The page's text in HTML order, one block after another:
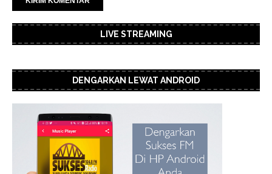
LIVE STREAMING
DENGARKAN LEWAT ANDROID